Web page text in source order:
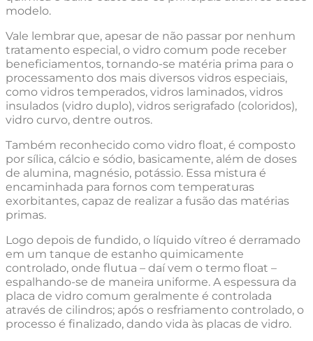
modelo.
Vale lembrar que, apesar de não passar por nenhum
tratamento especial, o vidro comum pode receber
beneficiamentos, tornando-se matéria prima para o
processamento dos mais diversos vidros especiais,
como vidros temperados, vidros laminados, vidros
insulados (vidro duplo), vidros serigrafado (coloridos),
vidro curvo, dentre outros.
Também reconhecido como vidro float, é composto
por sílica, cálcio e sódio, basicamente, além de doses
de alumina, magnésio, potássio. Essa mistura é
encaminhada para fornos com temperaturas
exorbitantes, capaz de realizar a fusão das matérias
primas.
Logo depois de fundido, o líquido vítreo é derramado
em um tanque de estanho quimicamente
controlado, onde flutua – daí vem o termo float –
espalhando-se de maneira uniforme. A espessura da
placa de vidro comum geralmente é controlada
através de cilindros; após o resfriamento controlado, o
processo é finalizado, dando vida às placas de vidro.